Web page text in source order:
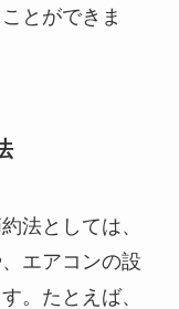
とができま
法としては、
エアコンの設
。たとえば、